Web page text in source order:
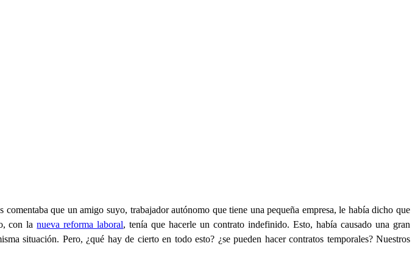
comentaba que un amigo suyo, trabajador autónomo que tiene una pequeña empresa, le había dicho que
con lanueva reforma laboral, tenía que hacerle un contrato indefinido. Esto, había causado una gran
situación. Pero, ¿qué hay de cierto en todo esto? ¿se pueden hacer contratos temporales? Nuestros